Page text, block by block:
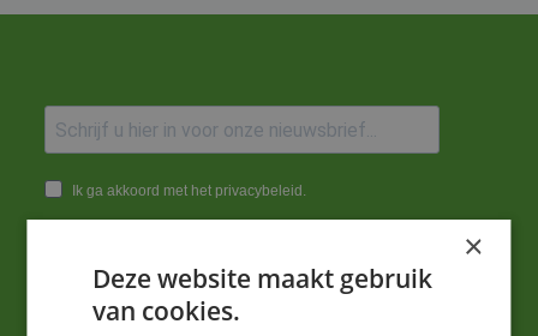
Ik ga akkoord met het privacybeleid.
×
Deze website maakt gebruik
van cookies.